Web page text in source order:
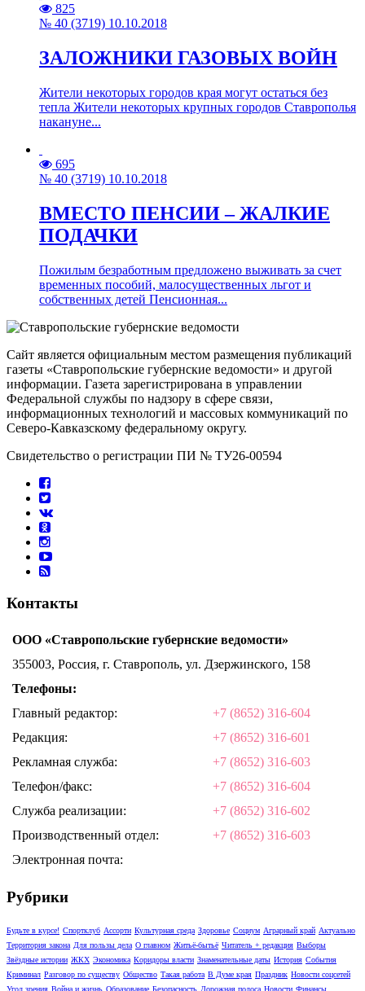
825
№ 40 (3719) 10.10.2018
ЗАЛОЖНИКИ ГАЗОВЫХ ВОЙН
Жители некоторых городов края могут остаться без
тепла Жители некоторых крупных городов Ставрополья
накануне...
695
№ 40 (3719) 10.10.2018
ВМЕСТО ПЕНСИИ – ЖАЛКИЕ
ПОДАЧКИ
Пожилым безработным предложено выживать за счет
временных пособий, малосущественных льгот и
собственных детей Пенсионная...
Сайт является официальным местом размещения публикаций
газеты «Ставропольские губернские ведомости» и другой
информации. Газета зарегистрирована в управлении
Федеральной службы по надзору в сфере связи,
информационных технологий и массовых коммуникаций по
Северо-Кавказскому федеральному округу.
Свидетельство о регистрации ПИ № ТУ26-00594
Контакты
ООО «Ставропольские губернские ведомости»
355003, Россия, г. Ставрополь, ул. Дзержинского, 158
Телефоны:
Главный редактор:
+7 (8652) 316-604
Редакция:
+7 (8652) 316-601
Рекламная служба:
+7 (8652) 316-603
Телефон/факс:
+7 (8652) 316-604
Служба реализации:
+7 (8652) 316-602
Производственный отдел:
+7 (8652) 316-603
Электронная почта:
Рубрики
Будьте в курсе! Спортклуб Ассорти Культурная среда Здоровье Социум Аграрный край Актуально
Территория закона Для пользы дела О главном Житьё-бытьё Читатель + редакция Выборы
Звёздные истории ЖКХ Экономика Коридоры власти Знаменательные даты История События
Криминал Разговор по существу Общество Такая работа В Думе края Праздник Новости соцсетей
Угол зрения Война и жизнь Образование Безопасность Дорожная полоса Новости Финансы